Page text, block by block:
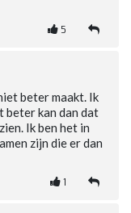
5
beter maakt. Ik
beter kan dan dat
Ik ben het in
zijn die er dan
1